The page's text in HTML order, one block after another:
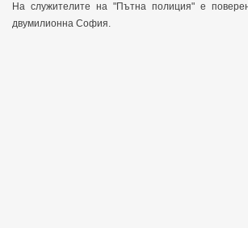
На служителите на "Пътна полиция" е
двумилионна София.